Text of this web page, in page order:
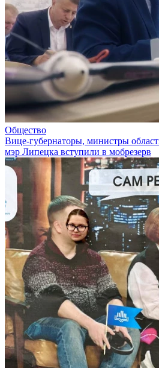
Общество
Вице-губернаторы, министры
мэр Липецка вступили в мобрезерв